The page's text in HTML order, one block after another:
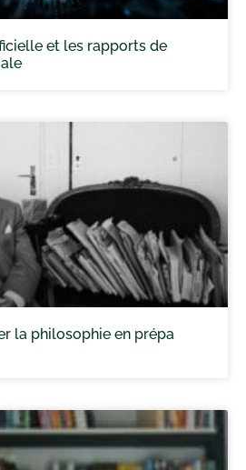
et les rapports de
la philosophie en prépa